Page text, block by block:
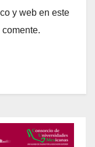
y web en este